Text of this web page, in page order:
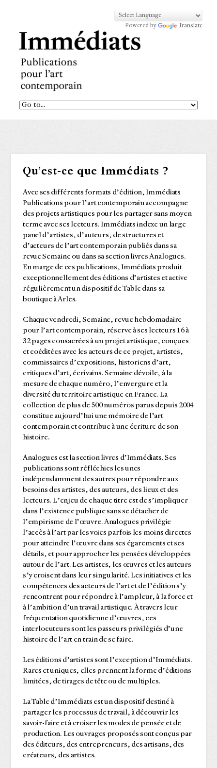
Powered by Translate
Qu’est-ce que Immédiats ?
Avec ses différents formats d’édition, Immédiats
Publications pour l’art contemporain accompagne
des projets artistiques pour les partager sans moyen
terme avec ses lecteurs. Immédiats indexe un large
panel d’artistes, d’auteurs, de structures et
d’acteurs de l’art contemporain publiés dans sa
revue Semaine ou dans sa section livres Analogues.
En marge de ces publications, Immédiats produit
exceptionnellement des éditions d’artistes et active
régulièrement un dispositif de Table dans sa
boutique à Arles.
Chaque vendredi, Semaine, revue hebdomadaire
pour l’art contemporain, réserve à ses lecteurs 16 à
32 pages consacrées à un projet artistique, conçues
et coéditées avec les acteurs de ce projet, artistes,
commissaires d’expositions, historiens d’art,
critiques d’art, écrivains. Semaine dévoile, à la
mesure de chaque numéro, l’envergure et la
diversité du territoire artistique en France. La
collection de plus de 500 numéros parus depuis 2004
constitue aujourd’hui une mémoire de l’art
contemporain et contribue à une écriture de son
histoire.
Analogues est la section livres d’Immédiats. Ses
publications sont réfléchies les unes
indépendamment des autres pour répondre aux
besoins des artistes, des auteurs, des lieux et des
lecteurs. L’enjeu de chaque titre est de s’impliquer
dans l’existence publique sans se détacher de
l’empirisme de l’œuvre. Analogues privilégie
l’accès à l’art par les voies parfois les moins directes
pour atteindre l’œuvre dans ses égarements et ses
détails, et pour approcher les pensées développées
autour de l’art. Les artistes, les œuvres et les auteurs
s’y croisent dans leur singularité. Les initiatives et les
compétences des acteurs de l’art et de l’édition s’y
rencontrent pour répondre à l’ampleur, à la force et
à l’ambition d’un travail artistique. À travers leur
fréquentation quotidienne d’œuvres, ces
interlocuteurs sont les passeurs privilégiés d’une
histoire de l’art en train de se faire.
Les éditions d’artistes sont l’exception d’Immédiats.
Rares et uniques, elles prennent la forme d’éditions
limitées, de tirages de tête ou de multiples.
La Table d’Immédiats est un dispositif destiné à
partager les processus de travail, à découvrir les
savoir-faire et à croiser les modes de pensée et de
production. Les ouvrages proposés sont conçus par
des éditeurs, des entrepreneurs, des artisans, des
créateurs, des artistes.